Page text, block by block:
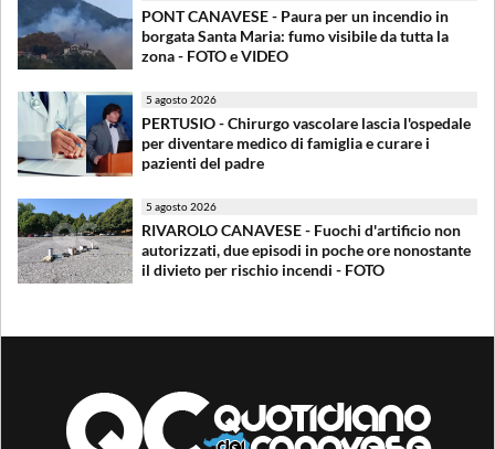
PONT CANAVESE - Paura per un incendio in
borgata Santa Maria: fumo visibile da tutta la
zona - FOTO e VIDEO
5 agosto 2026
PERTUSIO - Chirurgo vascolare lascia l'ospedale
per diventare medico di famiglia e curare i
pazienti del padre
5 agosto 2026
RIVAROLO CANAVESE - Fuochi d'artificio non
autorizzati, due episodi in poche ore nonostante
il divieto per rischio incendi - FOTO